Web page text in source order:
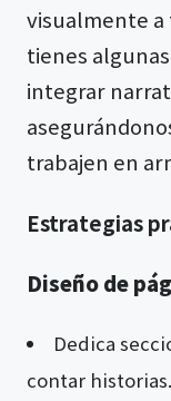
visualmente a
tienes
integrar
trabajen en
Estrategias
Diseño de
Dedica
contar